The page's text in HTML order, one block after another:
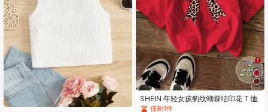
SHEIN 年轻女孩豹纹蝴蝶结印花 T 恤
僅剩1件